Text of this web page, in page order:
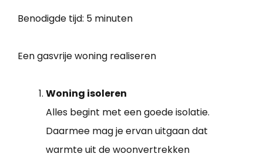
Benodigde tijd: 5 minuten
Een gasvrije woning realiseren
Woning isoleren
Alles begint met een goede isolatie.
Daarmee mag je ervan uitgaan dat
warmte uit de woonvertrekken